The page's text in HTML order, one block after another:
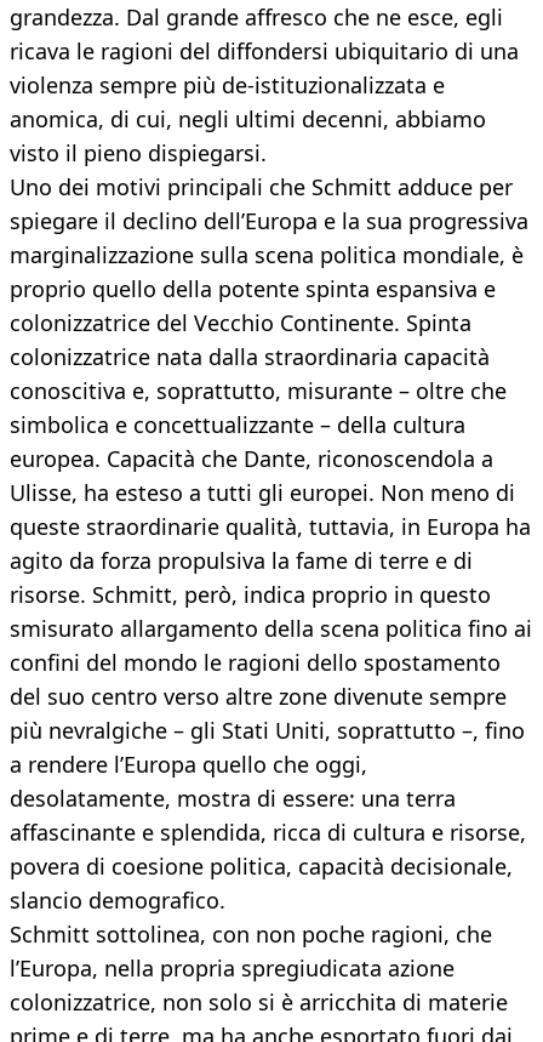
grandezza. Dal grande affresco che ne esce, egli
ricava le ragioni del diffondersi ubiquitario di una
violenza sempre più de-istituzionalizzata e
anomica, di cui, negli ultimi decenni, abbiamo
visto il pieno dispiegarsi.
Uno dei motivi principali che Schmitt adduce per
spiegare il declino dell’Europa e la sua progressiva
marginalizzazione sulla scena politica mondiale, è
proprio quello della potente spinta espansiva e
colonizzatrice del Vecchio Continente. Spinta
colonizzatrice nata dalla straordinaria capacità
conoscitiva e, soprattutto, misurante – oltre che
simbolica e concettualizzante – della cultura
europea. Capacità che Dante, riconoscendola a
Ulisse, ha esteso a tutti gli europei. Non meno di
queste straordinarie qualità, tuttavia, in Europa ha
agito da forza propulsiva la fame di terre e di
risorse. Schmitt, però, indica proprio in questo
smisurato allargamento della scena politica fino ai
confini del mondo le ragioni dello spostamento
del suo centro verso altre zone divenute sempre
più nevralgiche – gli Stati Uniti, soprattutto –, fino
a rendere l’Europa quello che oggi,
desolatamente, mostra di essere: una terra
affascinante e splendida, ricca di cultura e risorse,
povera di coesione politica, capacità decisionale,
slancio demografico.
Schmitt sottolinea, con non poche ragioni, che
l’Europa, nella propria spregiudicata azione
colonizzatrice, non solo si è arricchita di materie
prime e di terre, ma ha anche esportato fuori dai